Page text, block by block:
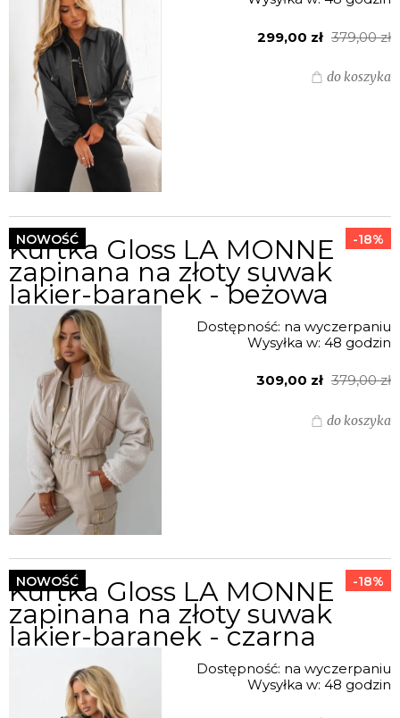
299,00 zł 379,00 zł
do koszyka
Kurtka Gloss LA MONNE
zapinana na złoty suwak
lakier-baranek - beżowa
Dostępność: na wyczerpaniu
Wysyłka w: 48 godzin
309,00 zł 379,00 zł
do koszyka
-18%
NOWOŚĆ
Kurtka Gloss LA MONNE
zapinana na złoty suwak
lakier-baranek - czarna
Dostępność: na wyczerpaniu
Wysyłka w: 48 godzin
-18%
NOWOŚĆ